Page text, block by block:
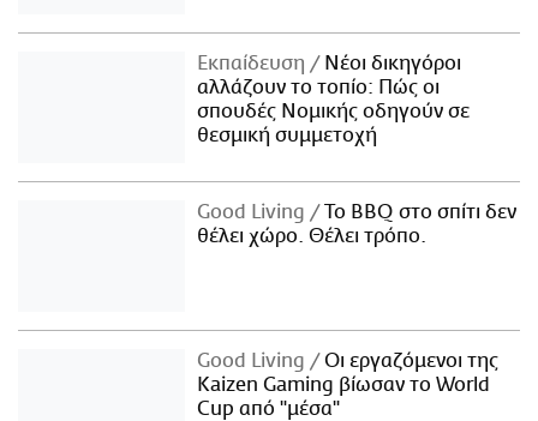
Εκπαίδευση
Νέοι δικηγόροι
αλλάζουν το τοπίο: Πώς οι
σπουδές Νομικής οδηγούν σε
θεσμική συμμετοχή
Good Living
Το BBQ στο σπίτι δεν
θέλει χώρο. Θέλει τρόπο.
Good Living
Οι εργαζόμενοι της
Kaizen Gaming βίωσαν το World
Cup από "μέσα"